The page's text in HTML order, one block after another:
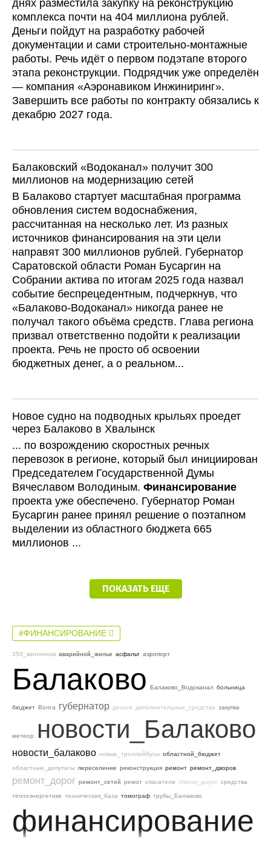
днях разместила закупку на реконструкцию
комплекса почти на 404 миллиона рублей.
Деньги пойдут на разработку рабочей
документации и сами строительно-монтажные
работы. Речь идёт о первом подэтапе второго
этапа реконструкции. Подрядчик уже определён
— компания «Аэронавиком Инжиниринг».
Завершить все работы по контракту обязались к
декабрю 2027 года.
Балаковский «Водоканал» получит 300
миллионов на модернизацию сетей
В Балаково стартует масштабная программа
обновления систем водоснабжения,
рассчитанная на несколько лет. Из разных
источников финансирования на эти цели
направят 300 миллионов рублей. Губернатор
Саратовской области Роман Бусаргин на
Собрании актива по итогам 2025 года назвал
событие беспрецедентным, подчеркнув, что
«Балаково-Водоканал» никогда ранее не
получал такого объёма средств. Глава региона
призвал ответственно подойти к реализации
проекта. Речь не просто об освоении
бюджетных денег, а о реальном...
Новое судно на подводных крыльях проедет
через Балаково в Хвалынск
... по возрождению скоростных речных
перевозок в регионе, который был инициирован
Председателем Государственной Думы
Вячеславом Володиным. Финансирование
проекта уже обеспечено. Губернатор Роман
Бусаргин ранее принял решение о поэтапном
выделении из областного бюджета 665
миллионов ...
ПОКАЗАТЬ ЕЩЕ
#ФИНАНСИРОВАНИЕ
350_миллонов аварийной_жилье асфальт аэропорт
Балаково Балаково_Водоканал больница
бюджет Волга губернатор деньги дополнительные_средства закупка
метеор новости_Балаково
новости_балаково новые_троллейбусы областной_бюджет
областные_депутаты переселение реконструкция ремонт ремонт_дворов
ремонт_дорог ремонт_сетей ремот спасатели список_дорог средства
теплоэнергетики техническая_база томограф трубы_Балаково
финансирование